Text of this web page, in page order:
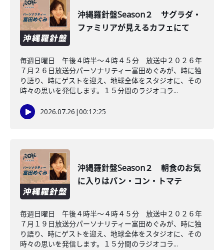
沖縄羅針盤Season２ サグラダ・
ファミリアが見えるカフェにて
毎週日曜日 午後４時半～４時４５分 放送中２０２６年
７月２６日放送分パーソナリティー富田めぐみが、時に独
り語り、時にゲストを迎え、地球全体をスタジオに、その
時々の思いを発信します。１５分間のラジオコラ...
2026.07.26 |00:12:25
沖縄羅針盤Season２ 朝食のお気
に入りはパン・コン・トマテ
毎週日曜日 午後４時半～４時４５分 放送中２０２６年
７月１９日放送分パーソナリティー富田めぐみが、時に独
り語り、時にゲストを迎え、地球全体をスタジオに、その
時々の思いを発信します。１５分間のラジオコラ...